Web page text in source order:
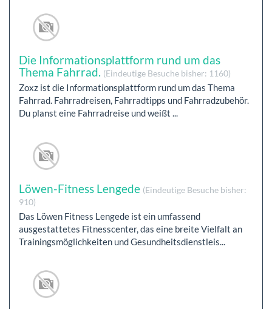
Die Informationsplattform rund um das
Thema Fahrrad. (Eindeutige Besuche bisher: 1160)
Zoxz ist die Informationsplattform rund um das Thema
Fahrrad. Fahrradreisen, Fahrradtipps und Fahrradzubehör.
Du planst eine Fahrradreise und weißt ...
Löwen-Fitness Lengede (Eindeutige Besuche bisher:
910)
Das Löwen Fitness Lengede ist ein umfassend
ausgestattetes Fitnesscenter, das eine breite Vielfalt an
Trainingsmöglichkeiten und Gesundheitsdienstleis...